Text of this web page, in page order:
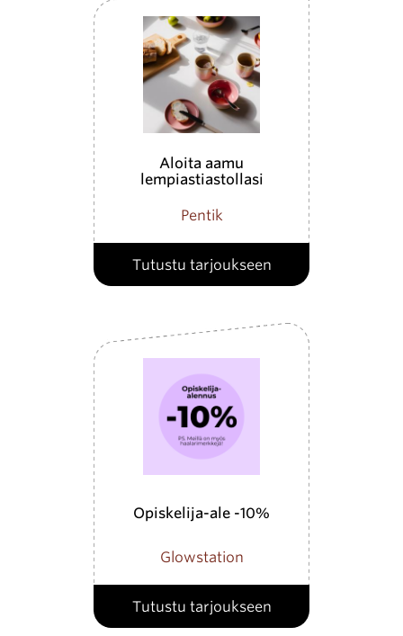
Aloita aamu
lempiastiastollasi
Pentik
Tutustu tarjoukseen
Opiskelija-ale -10%
Glowstation
Tutustu tarjoukseen